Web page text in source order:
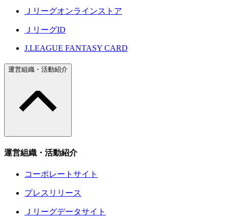
Ｊリーグオンラインストア
ＪリーグID
J.LEAGUE FANTASY CARD
運営組織・活動紹介
運営組織・活動紹介
コーポレートサイト
プレスリリース
Ｊリーグデータサイト